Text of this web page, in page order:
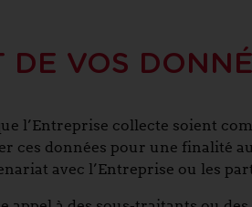
DE VOS
l’Entreprise collecte soient
ces données pour une finalité
avec l’Entreprise ou les